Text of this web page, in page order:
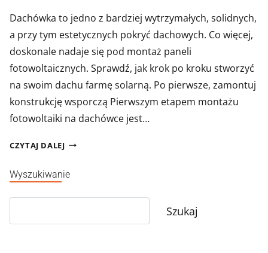
Dachówka to jedno z bardziej wytrzymałych, solidnych,
a przy tym estetycznych pokryć dachowych. Co więcej,
doskonale nadaje się pod montaż paneli
fotowoltaicznych. Sprawdź, jak krok po kroku stworzyć
na swoim dachu farmę solarną. Po pierwsze, zamontuj
konstrukcję wsporczą Pierwszym etapem montażu
fotowoltaiki na dachówce jest…
CZYTAJ DALEJJAK
MONTAŻ
NA
Wyszukiwanie
Szukaj